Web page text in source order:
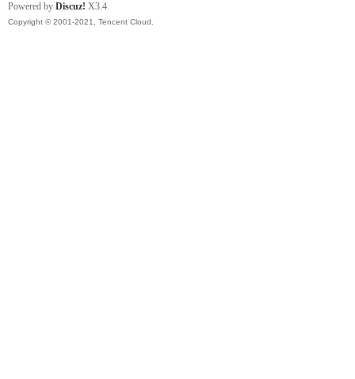
Powered by Discuz! X3.4
Copyright © 2001-2021, Tencent Cloud.